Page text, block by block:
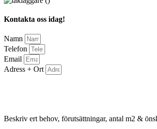
Kontakta oss idag!
Namn
Telefon
Email
Adress + Ort
Beskriv ert behov, förutsättningar, antal m2 &